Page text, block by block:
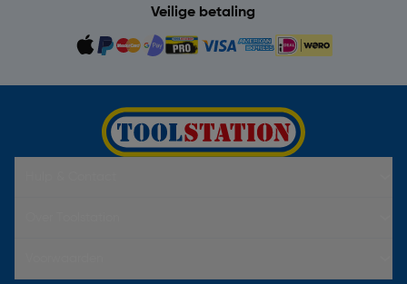
Veilige betaling